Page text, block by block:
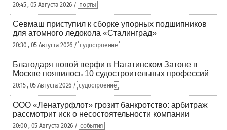
20:45 , 05 Августа 2026 / порты
Севмаш приступил к сборке упорных подшипников
для атомного ледокола «Сталинград»
20:30 , 05 Августа 2026 / судостроение
Благодаря новой верфи в Нагатинском Затоне в
Москве появилось 10 судостроительных профессий
20:15 , 05 Августа 2026 / судостроение
ООО «Ленатурфлот» грозит банкротство: арбитраж
рассмотрит иск о несостоятельности компании
20:00 , 05 Августа 2026 / события